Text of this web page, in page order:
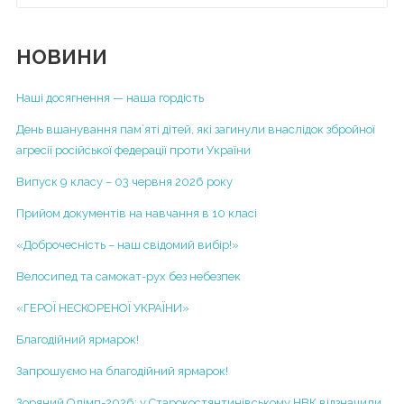
Відеоархів
Гімназія
Початкова школа
ІІ курс
ІІІ курс
ІV курс
V курс
VІ курс
VІІ курс
2013-2014 н.р.
документи, що регламентують діяльність закладу
освіти
Правила прийому
Порядок зарахування учнів до гімназії
Додаткові освітні послуги
Порядок розгляду заяв про булінг
НОВИНИ
Наші досягнення — наша гордість
День вшанування пам’яті дітей, які загинули внаслідок збройної
агресії російської федерації проти України
Випуск 9 класу – 03 червня 2026 року
Прийом документів на навчання в 10 класі
«Доброчесність – наш свідомий вибір!»
Велосипед та самокат-рух без небезпек
«ГЕРОЇ НЕСКОРЕНОЇ УКРАЇНИ»
Благодійний ярмарок!
Запрошуємо на благодійний ярмарок!